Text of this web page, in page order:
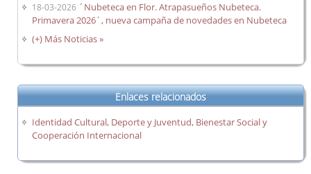
18-03-2026 ´Nubeteca en Flor. Atrapasueños Nubeteca.
Primavera 2026´, nueva campaña de novedades en Nubeteca
(+) Más Noticias »
Enlaces relacionados
Identidad Cultural, Deporte y Juventud, Bienestar Social y
Cooperación Internacional